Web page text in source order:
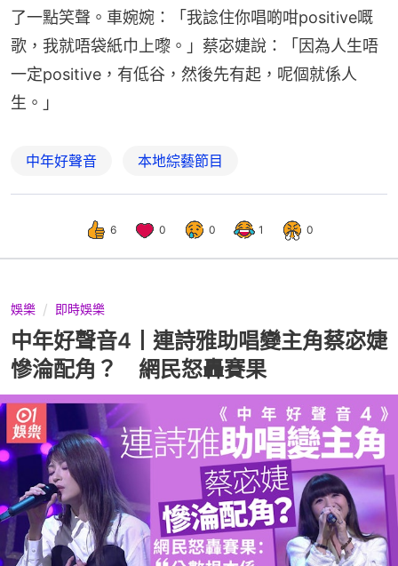
了一點笑聲。車婉婉：「我諗住你唱啲咁positive嘅
歌，我就唔袋紙巾上嚟。」蔡宓婕說：「因為人生唔
一定positive，有低谷，然後先有起，呢個就係人
生。」
中年好聲音 本地綜藝節目
6 0 0 1 0
娛樂 即時娛樂
中年好聲音4丨連詩雅助唱變主角蔡宓婕
慘淪配角？ 網民怒轟賽果